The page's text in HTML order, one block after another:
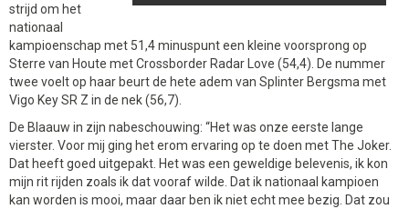
strijd om het
nationaal
kampioenschap met 51,4 minuspunt een kleine voorsprong op
Sterre van Houte met Crossborder Radar Love (54,4). De nummer
twee voelt op haar beurt de hete adem van Splinter Bergsma met
Vigo Key SR Z in de nek (56,7).
De Blaauw in zijn nabeschouwing: “Het was onze eerste lange
vierster. Voor mij ging het erom ervaring op te doen met The Joker.
Dat heeft goed uitgepakt. Het was een geweldige belevenis, ik kon
mijn rit rijden zoals ik dat vooraf wilde. Dat ik nationaal kampioen
kan worden is mooi, maar daar ben ik niet echt mee bezig. Dat zou